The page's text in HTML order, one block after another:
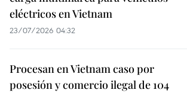
eléctricos en Vietnam
23/07/2026 04:32
Procesan en Vietnam caso por
posesión y comercio ilegal de 104